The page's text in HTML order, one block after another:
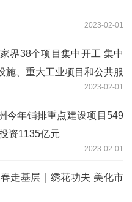
2023-02-01
界38个项目集中开工 集中
施、重大工业项目和公共服
2023-02-01
今年铺排重点建设项目549
资1135亿元
2023-02-01
走基层｜绣花功夫 美化市